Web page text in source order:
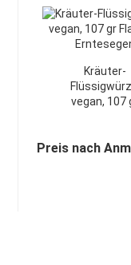
Kräuter-
vegan, 107
Preis nach